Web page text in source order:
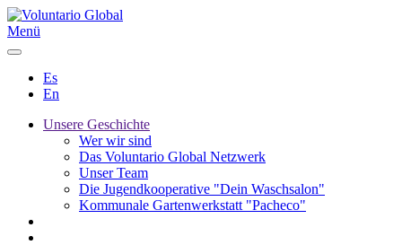
Menü
Es
En
Unsere Geschichte
Wer wir sind
Das Voluntario Global Netzwerk
Unser Team
Die Jugendkooperative "Dein Waschsalon"
Kommunale Gartenwerkstatt "Pacheco"